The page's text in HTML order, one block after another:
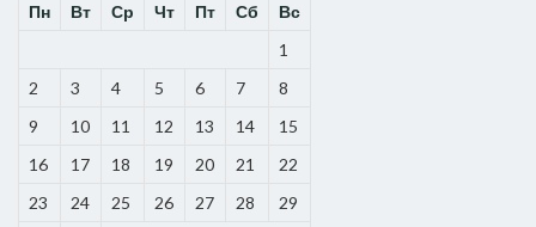
Пн
Вт Ср Чт Пт Сб
Вс
1
2
3 4 5 6 7
8
9
10 11 12 13 14
15
16
17 18 19 20 21
22
23
24 25 26 27 28
29